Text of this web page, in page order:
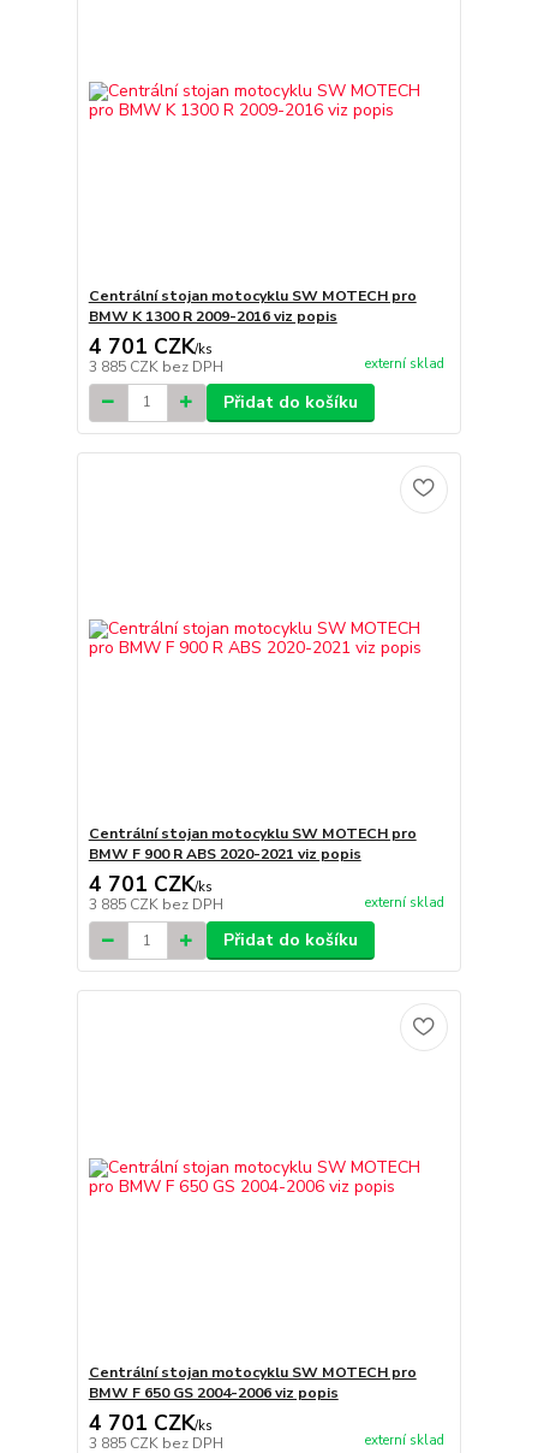
Centrální stojan motocyklu SW MOTECH pro
BMW K 1300 R 2009-2016 viz popis
4 701 CZK/ks
3 885 CZK bez DPH externí sklad
Přidat do košíku
Centrální stojan motocyklu SW MOTECH pro
BMW F 900 R ABS 2020-2021 viz popis
4 701 CZK/ks
3 885 CZK bez DPH externí sklad
Přidat do košíku
Centrální stojan motocyklu SW MOTECH pro
BMW F 650 GS 2004-2006 viz popis
4 701 CZK/ks
3 885 CZK bez DPH externí sklad